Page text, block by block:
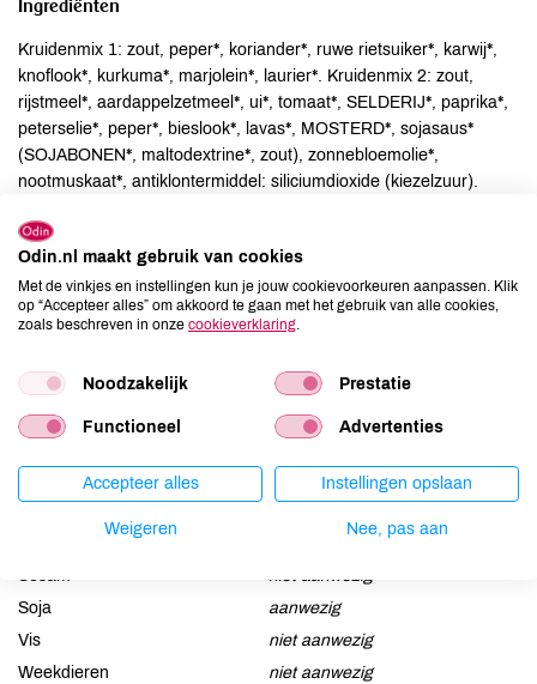
Ingrediënten
Kruidenmix 1: zout, peper*, koriander*, ruwe rietsuiker*, karwij*,
knoflook*, kurkuma*, marjolein*, laurier*. Kruidenmix 2: zout,
rijstmeel*, aardappelzetmeel*, ui*, tomaat*, SELDERIJ*, paprika*,
peterselie*, peper*, bieslook*, lavas*, MOSTERD*, sojasaus*
(SOJABONEN*, maltodextrine*, zout), zonnebloemolie*,
nootmuskaat*, antiklontermiddel: siliciumdioxide (kiezelzuur).
Allergenen
Aardnoten
niet aanwezig
Ei
niet aanwezig
Lactose
niet aanwezig
Lupine
niet aanwezig
niet aanwezig
Sesam
niet aanwezig
Soja
aanwezig
Vis
niet aanwezig
Weekdieren
niet aanwezig
Odin.nl maakt gebruik van cookies
Met de vinkjes en instellingen kun je jouw cookievoorkeuren aanpassen. Klik
op “Accepteer alles” om akkoord te gaan met het gebruik van alle cookies,
zoals beschreven in onze cookieverklaring.
Noodzakelijk Prestatie
Functioneel Advertenties
Accepteer alles Instellingen opslaan
Weigeren Nee, pas aan